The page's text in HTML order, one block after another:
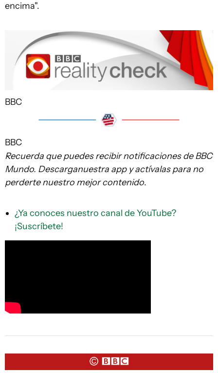
encima".
BBC
BBC
Recuerda quepuedes recibir notificaciones de BBC
Mundo. Descarganuestra app y actívalas para no
perderte nuestro mejor contenido.
¿Ya conoces nuestro canal de YouTube?
¡Suscríbete!